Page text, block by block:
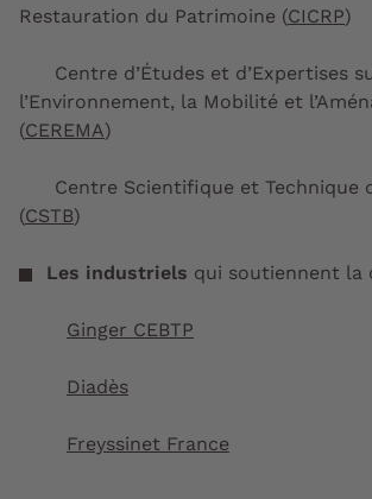
Restauration du Patrimoine (CICRP)
Centre d’Études et d’Expertises
l’Environnement, la Mobilité et
(CEREMA)
Centre Scientifique et Technique
(CSTB)
Les industriels qui soutiennent la
Ginger CEBTP
Diadès
Freyssinet France